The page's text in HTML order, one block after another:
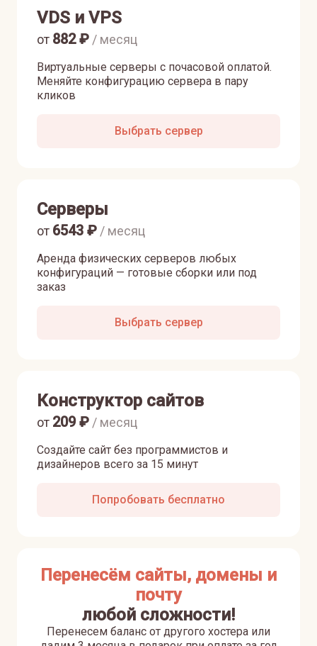
VDS и VPS
Виртуальные серверы с почасовой оплатой.
Меняйте конфигурацию сервера в пару
кликов
от 882₽ / месяц
Выбрать сервер
Серверы
Аренда физических серверов любых
конфигураций — готовые сборки или под
заказ
от 6543 ₽ / месяц
Выбрать сервер
Конструктор сайтов
Создайте сайт без программистов и
дизайнеров всего за 15 минут
от 209₽ / месяц
Попробовать бесплатно
Перенесём сайты, домены и
почту
любой сложности!
Перенесем баланс от другого хостера или